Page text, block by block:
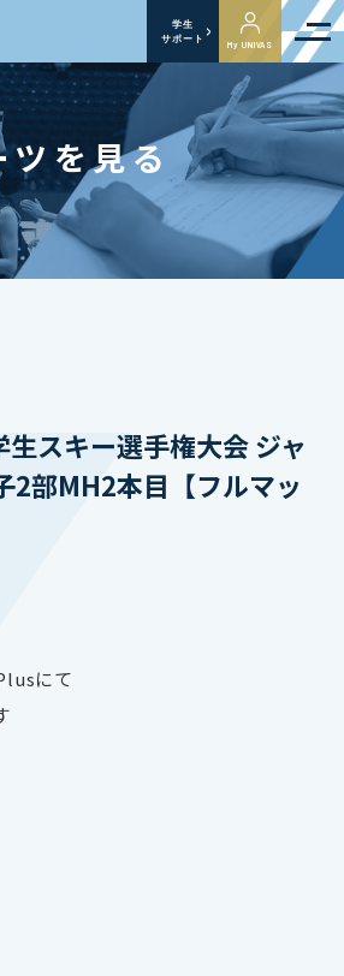
学生
サポート
My UNIVAS
を見る
生スキー選手権大会 ジャ
2部MH2本目【フルマッ
にて